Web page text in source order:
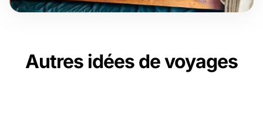
Autres idées de voyages